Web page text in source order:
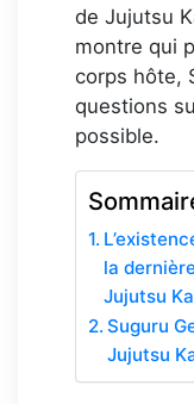
de Jujutsu
montre qui
corps hôte,
questions
possible.
la
Jujutsu
Suguru
Jujutsu